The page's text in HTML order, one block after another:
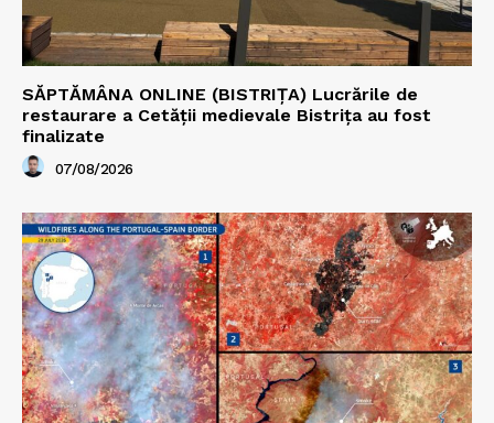
SĂPTĂMÂNA ONLINE (BISTRIȚA) Lucrările de
restaurare a Cetăţii medievale Bistriţa au fost
finalizate
07/08/2026